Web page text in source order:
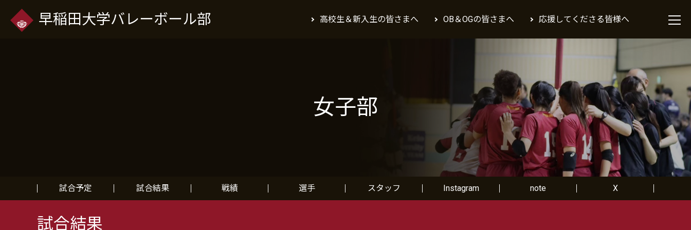
早稲田大学バレーボール部 高校生＆新入生の皆さまへ OB＆OGの皆さまへ 応援してくださる皆様へ
女子部
試合予定 試合結果 戦績 選手 スタッフ Instagram note X
試合結果